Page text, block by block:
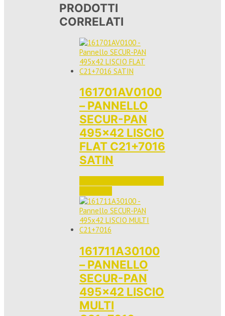
PRODOTTI
CORRELATI
161701AV0100
– PANNELLO
SECUR-PAN
495×42 LISCIO
FLAT C21+7016
SATIN
161711A30100
– PANNELLO
SECUR-PAN
495×42 LISCIO
MULTI